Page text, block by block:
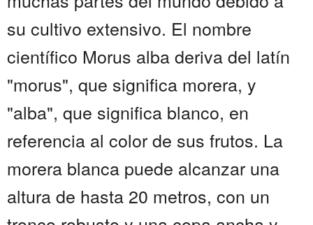
su cultivo extensivo. El nombre
científico Morus alba deriva del latín
"morus", que significa morera, y
"alba", que significa blanco, en
referencia al color de sus frutos. La
morera blanca puede alcanzar una
altura de hasta 20 metros, con un